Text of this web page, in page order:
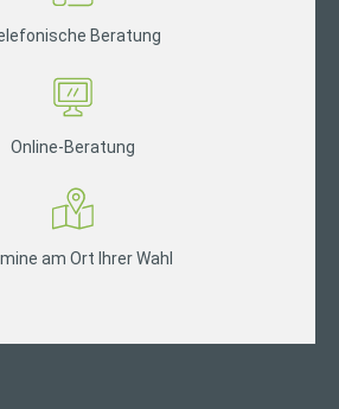
Beratung
Online-Beratung
am Ort Ihrer Wahl